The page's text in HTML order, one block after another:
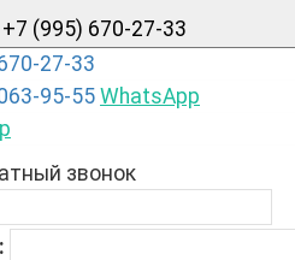
+7 (995) 670-27-33
27-33
95-55 WhatsApp
звонок